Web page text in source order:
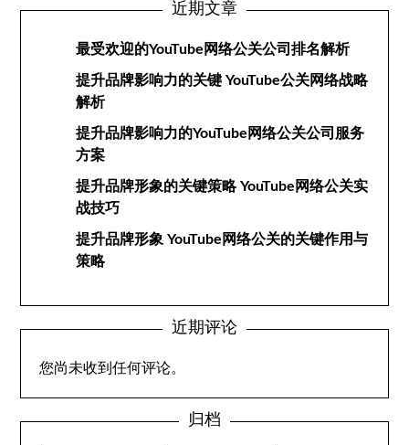
近期文章
最受欢迎的YouTube网络公关公司排名解析
提升品牌影响力的关键 YouTube公关网络战略
解析
提升品牌影响力的YouTube网络公关公司服务
方案
提升品牌形象的关键策略 YouTube网络公关实
战技巧
提升品牌形象 YouTube网络公关的关键作用与
策略
近期评论
您尚未收到任何评论。
归档